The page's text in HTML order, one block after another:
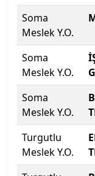
Sağlık
Sağlık
Sağlık
Sağlık
Sağlık
Soma
Meslek Y.O.
Soma
Meslek Y.O.
Soma
Meslek Y.O.
Turgutlu
Meslek Y.O.